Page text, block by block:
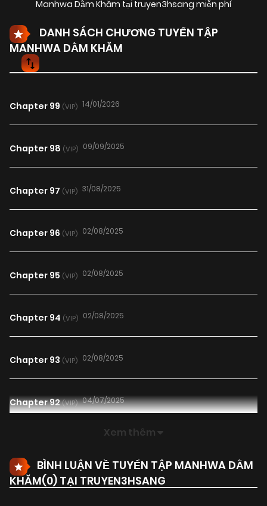
Manhwa Dằm Khăm tại truyen3hsang miễn phí
DANH SÁCH CHƯƠNG TUYỂN TẬP
MANHWA DẰM KHĂM
Chapter 99 (VIP) 14/01/2026
Chapter 98 (VIP) 09/09/2025
Chapter 97 (VIP) 31/08/2025
Chapter 96 (VIP) 02/08/2025
Chapter 95 (VIP) 02/08/2025
Chapter 94 (VIP) 02/08/2025
Chapter 93 (VIP) 02/08/2025
Chapter 92(VIP) 04/07/2025
Chapter 90(VIP) 26/06/2025
Xem thêm
BÌNH LUẬN VỀ TUYỂN TẬP MANHWA DẰM
KHĂM(0) TẠI TRUYEN3HSANG